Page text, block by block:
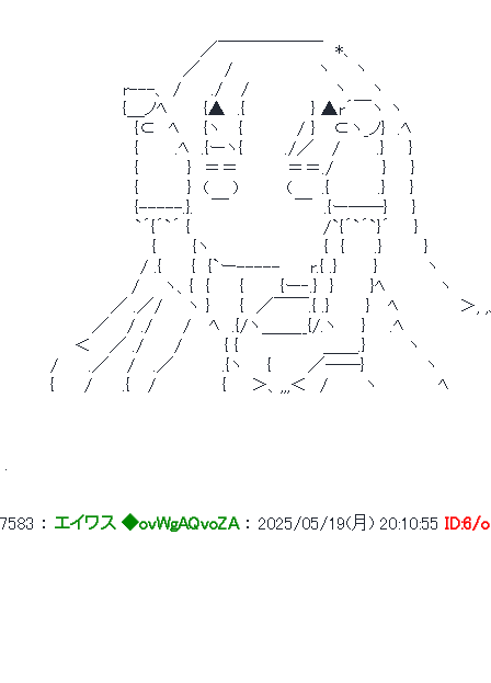
／￣￣￣￣￣￣　*、
／　　/　　　　　　　ヽ　　ヽ
r---、 /　　 ./　 /　　　　　　　ヽ　　ヽ　　　　　　　　　
{＿ノﾍ　　　{▲　.{　　　　　 } ▲r´￣ヽ ヽ
{⊂　ﾍ　　{ヽ　 {　　　　 / }　 ⊂ヽ_ノ}　.ﾍ
{　　　.ﾍ　.{ーヽ{　　　 ./／　 /　　　.}　　}
{　　　　}　＝＝　　　　＝＝./　　　　}　　}　　　　　　　
{　　　　}　(　　)　　　　(　　 .{　　　　.}　　}
{-----.}.　 ￣　　　　　 ￣　.{ー――}　　}
`´{´`´ {　　　　　　　　　　　/`{´`´`}´　　}　　　　　　　
{　　　{ヽ　　　　　　　　　 {　{　　 .}　　　 }
/ .{　　 {　{`ー-----　　 r.{ .}　　　}　　　　ヽ
/　　ヽ、{　{　　 {　　　{ー‐.}　}　　　}ﾍ　　　　 ヽ
／ .／/　　ヽ }　　 {　／￣￣.{ .}　　　}　 ﾍ　　　　　＞,
／　 / ./　　 / 　ﾍ　.{/ヽ＿＿__{/.ヽ　　}　　.ﾍ　　　　　　　
＜　 ／ ./　　 /　　　 { {　　　　　　　＿＿.}　　　 ヽ　　　　　　
/　　 .／　 /　 .／　　　　.{ヽ　　{　　　／――}　　　　　ヽ　　　　
{　　 /　　 .{　 /　　　　　 {　　＞、,,,＜　/　　　ヽ　　　　　ﾍ　　　
7583 ： エイワス ◆ovWgAQvoZA ： 2025/05/19(月) 20:10:55 ID:6/